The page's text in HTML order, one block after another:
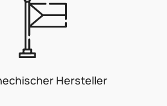
Hersteller